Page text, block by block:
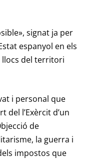
signat ja per
espanyol en els
llocs del territori
i personal que
l’Exèrcit d’un
de
la guerra i
impostos que